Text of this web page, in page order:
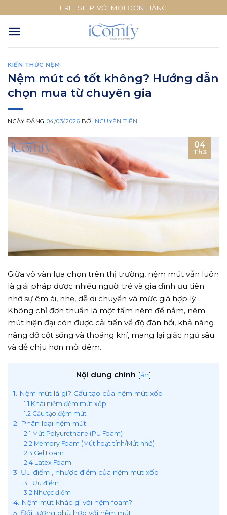
to
content
FREESHIP VỚI MỌI ĐƠN HÀNG
KIẾN THỨC NỆM
Nệm mút có tốt không? Hướng dẫn
chọn mua từ chuyên gia
NGÀY ĐĂNG 04/03/2026 BỞI NGUYỄN TIẾN
04
Th3
Giữa vô vàn lựa chọn trên thị trường, nệm mút vẫn luôn
là giải pháp được nhiều người trẻ và gia đình ưu tiên
nhờ sự êm ái, nhẹ, dễ di chuyển và mức giá hợp lý.
Không chỉ đơn thuần là một tấm nệm để nằm, nệm
mút hiện đại còn được cải tiến về độ đàn hồi, khả năng
nâng đỡ cột sống và thoáng khí, mang lại giấc ngủ sâu
và dễ chịu hơn mỗi đêm.
Nội dung chính [ẩn]
1. Nệm mút là gì? Cấu tạo của nệm mút xốp
1.1 Khái niệm đệm mút xốp
1.2 Cấu tạo đệm mút
2. Phân loại nệm mút
2.1 Mút Polyurethane (PU Foam)
2.2 Memory Foam (Mút hoạt tính/Mút nhớ)
2.3 Gel Foam
2.4 Latex Foam
3. Ưu điểm , nhược điểm của nệm mút xốp
3.1 Ưu điểm
3.2 Nhược điểm
4. Nệm mút khác gì với nệm foam?
5. Đối tượng phù hợp với nệm mút